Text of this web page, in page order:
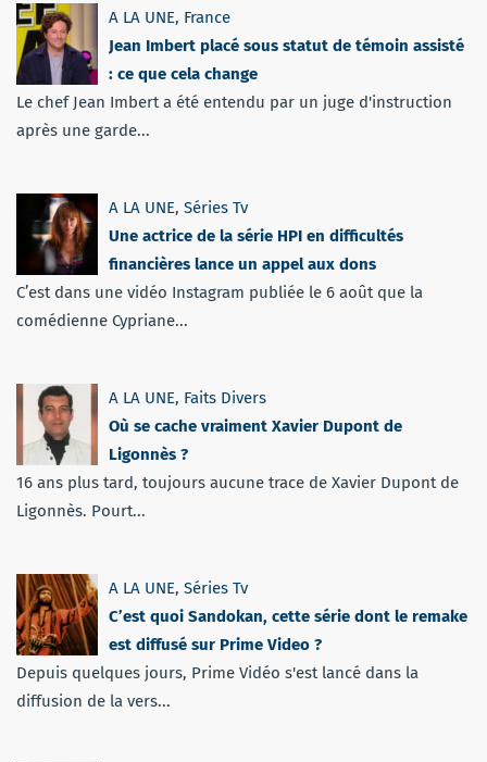
A LA UNE, France
Jean Imbert placé sous statut de témoin assisté
: ce que cela change
Le chef Jean Imbert a été entendu par un juge d'instruction
après une garde...
A LA UNE, Séries Tv
Une actrice de la série HPI en difficultés
financières lance un appel aux dons
C’est dans une vidéo Instagram publiée le 6 août que la
comédienne Cypriane...
A LA UNE, Faits Divers
Où se cache vraiment Xavier Dupont de
Ligonnès ?
16 ans plus tard, toujours aucune trace de Xavier Dupont de
Ligonnès. Pourt...
A LA UNE, Séries Tv
C’est quoi Sandokan, cette série dont le remake
est diffusé sur Prime Video ?
Depuis quelques jours, Prime Vidéo s'est lancé dans la
diffusion de la vers...